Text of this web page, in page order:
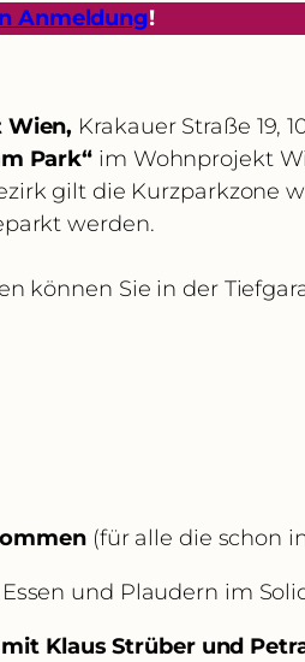
Anmeldung!
Wien, Krakauer Straße 19,
Park“ im Wohnprojekt
gilt die Kurzparkzone
werden.
können Sie in der
(für alle die schon
und Plaudern im
Klaus Strüber und